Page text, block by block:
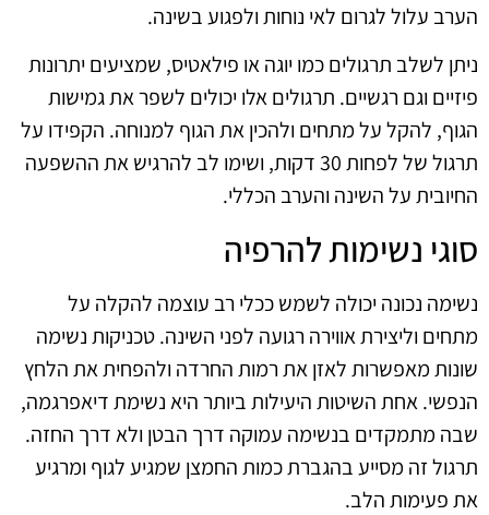
הערב עלול לגרום לאי נוחות ולפגוע בשינה.
ניתן לשלב תרגולים כמו יוגה או פילאטיס, שמציעים יתרונות
פיזיים וגם רגשיים. תרגולים אלו יכולים לשפר את גמישות
הגוף, להקל על מתחים ולהכין את הגוף למנוחה. הקפידו על
תרגול של לפחות 30 דקות, ושימו לב להרגיש את ההשפעה
החיובית על השינה והערב הכללי.
סוגי נשימות להרפיה
נשימה נכונה יכולה לשמש ככלי רב עוצמה להקלה על
מתחים וליצירת אווירה רגועה לפני השינה. טכניקות נשימה
שונות מאפשרות לאזן את רמות החרדה ולהפחית את הלחץ
הנפשי. אחת השיטות היעילות ביותר היא נשימת דיאפרגמה,
שבה מתמקדים בנשימה עמוקה דרך הבטן ולא דרך החזה.
תרגול זה מסייע בהגברת כמות החמצן שמגיע לגוף ומרגיע
את פעימות הלב.